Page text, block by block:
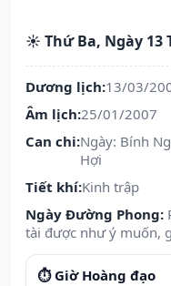
☀️ Thứ Ba, Ngày 13
Dương lịch:13/03/
Âm lịch:25/01/2007
Can chi:Ngày: Bính
Hợi
Tiết khí:Kinh trập
Ngày Đường Phong:
tài được như ý muốn,
⏱️ Giờ Hoàng đạo